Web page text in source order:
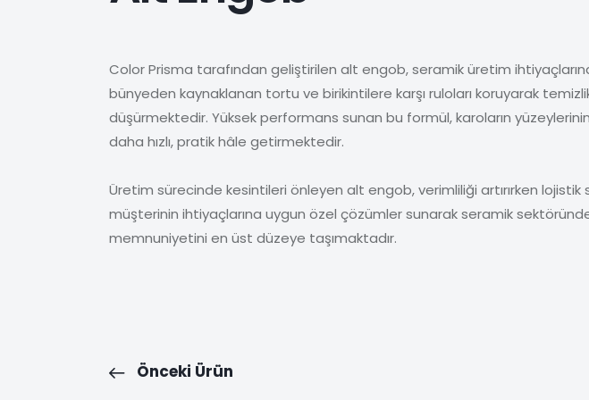
Color Prisma tarafından geliştirilen alt engob, seramik üretim
bünyeden kaynaklanan tortu ve birikintilere karşı ruloları koruyarak
düşürmektedir. Yüksek performans sunan bu formül, karoların
daha hızlı, pratik hâle getirmektedir.
Üretim sürecinde kesintileri önleyen alt engob, verimliliği artırırken
müşterinin ihtiyaçlarına uygun özel çözümler sunarak seramik
memnuniyetini en üst düzeye taşımaktadır.
Önceki Ürün